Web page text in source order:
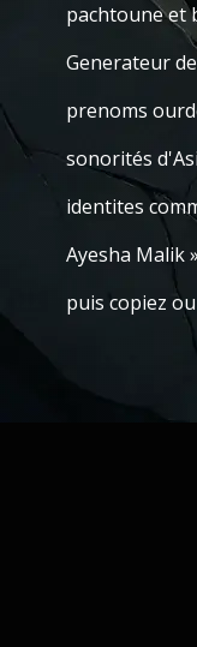
pachtoune et
Generateur
prenoms
sonorités
identites
Ayesha Malik
puis copiez